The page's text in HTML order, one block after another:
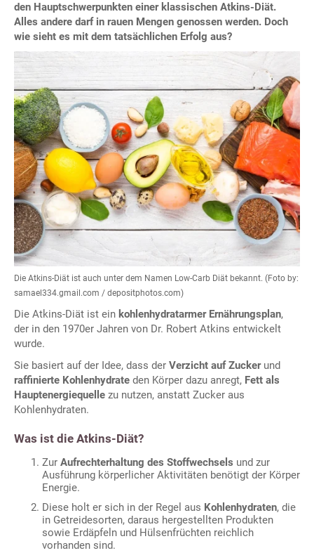
den Hauptschwerpunkten einer klassischen Atkins-Diät.
Alles andere darf in rauen Mengen genossen werden. Doch
wie sieht es mit dem tatsächlichen Erfolg aus?
Die Atkins-Diät ist auch unter dem Namen Low-Carb Diät bekannt. (Foto by:
samael334.gmail.com / depositphotos.com)
Die Atkins-Diät ist ein kohlenhydratarmer Ernährungsplan,
der in den 1970er Jahren von Dr. Robert Atkins entwickelt
wurde.
Sie basiert auf der Idee, dass der Verzicht auf Zuckerund
raffinierte Kohlenhydrate den Körper dazu anregt, Fett als
Hauptenergiequelle zu nutzen, anstatt Zucker aus
Kohlenhydraten.
Was ist die Atkins-Diät?
Zur Aufrechterhaltung des Stoffwechsels und zur
Ausführung körperlicher Aktivitäten benötigt der Körper
Energie.
Diese holt er sich in der Regel aus Kohlenhydraten, die
in Getreidesorten, daraus hergestellten Produkten
sowie Erdäpfeln und Hülsenfrüchten reichlich
vorhanden sind.